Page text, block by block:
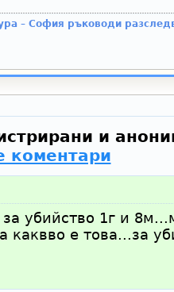
– София ръководи
и
коментари
убийство 1г и
каквво е това...за